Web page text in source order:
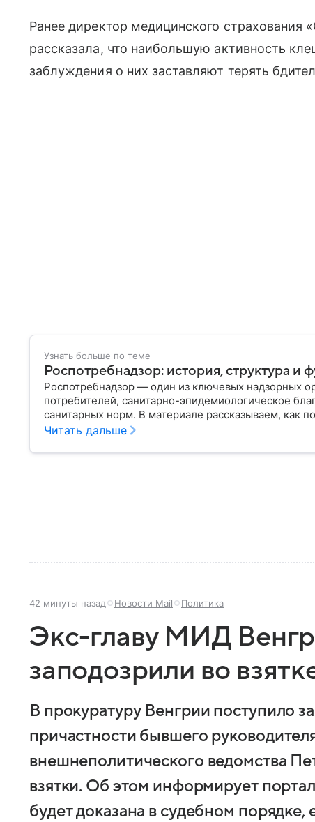
Ранее директор медицинского страхования
рассказала, что наибольшую активность
заблуждения о них заставляют терять
Узнать больше по теме
Роспотребнадзор: история, структура и
Роспотребнадзор — один из ключевых надзорных
потребителей, санитарно-эпидемиологическое
санитарных норм. В материале рассказываем, как
руководит им сегодня.
Читать дальше
42 минуты назад Новости Mail Политика
Экс-главу МИД
заподозрили во
В прокуратуру Венгрии поступило
причастности бывшего
внешнеполитического ведомства
взятки. Об этом информирует
будет доказана в судебном